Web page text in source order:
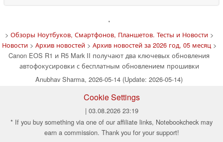
'
> Обзоры Ноутбуков, Смартфонов, Планшетов. Тесты и Новости>
Новости> Архив новостей> Архив новостей за 2026 год, 05 месяц>
Canon EOS R1 и R5 Mark II получают два ключевых обновления
автофокусировки с бесплатным обновлением прошивки
Anubhav Sharma, 2026-05-14 (Update: 2026-05-14)
Cookie Settings
| 03.08.2026 23:19
* If you buy something via one of our affiliate links, Notebookcheck may
earn a commission. Thank you for your support!